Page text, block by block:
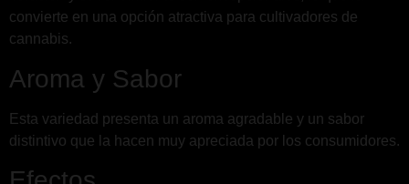
convierte en una opción atractiva para cultivadores de
cannabis.
Aroma y Sabor
Esta variedad presenta un aroma agradable y un sabor
distintivo que la hacen muy apreciada por los consumidores.